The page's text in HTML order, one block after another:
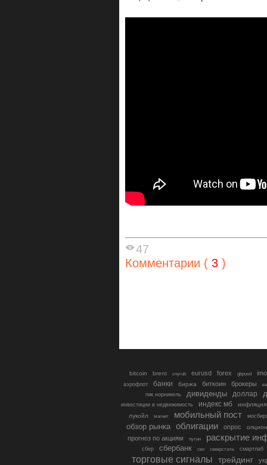
47
Комментарии ( 3 )
bitcoin brent cnyrub eurusd forex gbpusd
аэрофлот банки биржа биткоин брокеры
гмк норникель
дивиденды доллар
инвестиции в недвижимость индекс мб
инфляция
лукойл
магнит мобильный пост
обзор рынка облигации опрос
прогноз по акциям путин раскрытие
сбер сбербанк сво северсталь смартлаб
торговые сигналы трейдинг